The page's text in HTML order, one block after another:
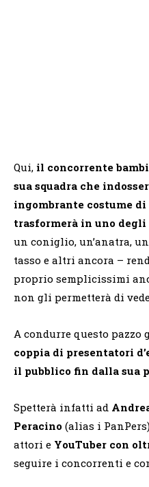
Qui, il concorrente
sua squadra che
ingombrante costume di
trasformerà in uno degli
un coniglio, un’anatra,
tasso e altri ancora –
proprio semplicissimi
non gli permetterà di
A condurre questo pazzo
coppia di presentatori
il pubblico fin dalla sua
Spetterà infatti ad
Peracino (alias i
attori e YouTuber con
seguire i concorrenti e